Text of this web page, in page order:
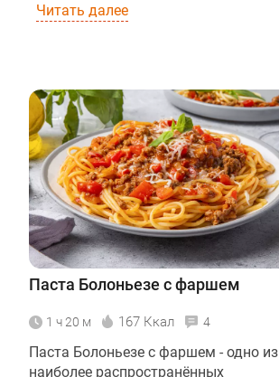
Читать далее
Паста Болоньезе с фаршем
1 ч 20 м 167 Ккал 4
Паста Болоньезе с фаршем - одно из
наиболее распространённых